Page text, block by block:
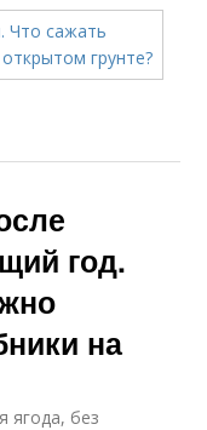
год.
на
ягода, без